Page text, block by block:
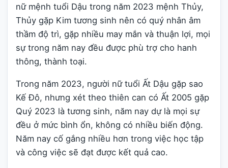
nữ mệnh tuổi Dậu trong năm 2023 mệnh Thủy,
Thủy gặp Kim tương sinh nên có quý nhân âm
thầm độ trì, gặp nhiều may mắn và thuận lợi, mọi
sự trong năm nay đều được phù trợ cho hanh
thông, thành toại.
Trong năm 2023, người nữ tuổi Ất Dậu gặp sao
Kế Đô, nhưng xét theo thiên can có Ất 2005 gặp
Quý 2023 là tương sinh, năm nay dự là mọi sự
đều ở mức bình ổn, không có nhiều biến động.
Năm nay cố gắng nhiều hơn trong việc học tập
và công việc sẽ đạt được kết quả cao.